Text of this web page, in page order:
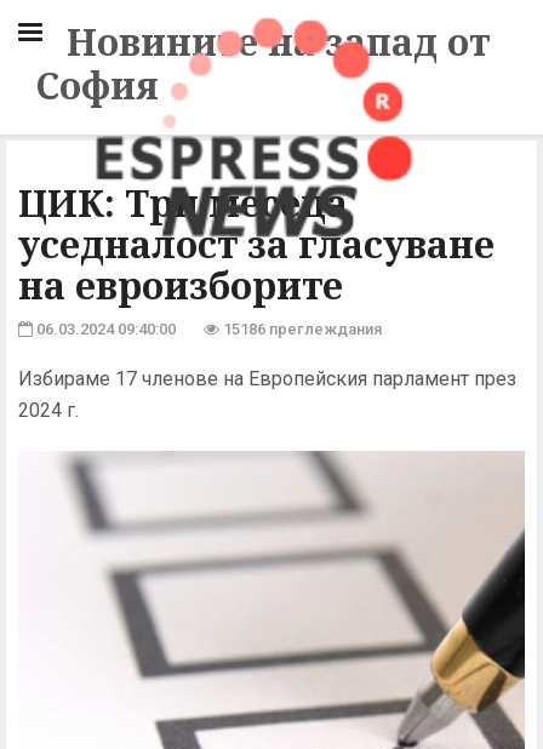
Новините на запад от
София
ЦИК: Три месеца
уседналост за гласуване
на евроизборите
06.03.2024 09:40:00 15186 преглеждания
Избираме 17 членове на Европейския парламент през
2024 г.